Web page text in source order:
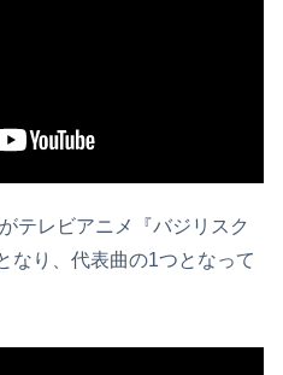
テレビアニメ『バジリスク
なり、代表曲の1つとなって